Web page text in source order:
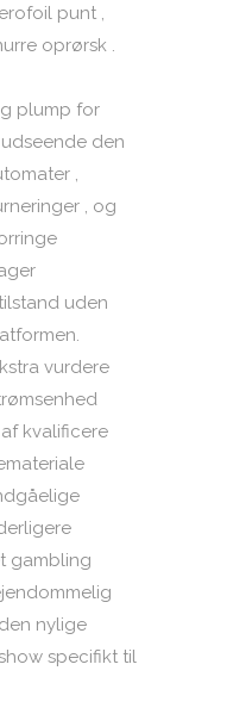
punt ,
oprørsk .
plump for
den
,
, og
uden
vurdere
kvalificere
gambling
nylige
specifikt til